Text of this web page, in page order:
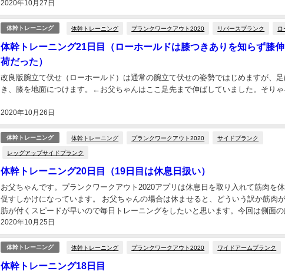
2020年10月27日
体幹トレーニング 体幹トレーニング プランクワークアウト2020 リバースプランク ロ
体幹トレーニング21日目（ローホールドは膝つきありを知らず膝
荷だった）
2020年10月26日
改良版腕立て伏せ（ローホールド）は通常の腕立て伏せの姿勢ではじめますが、足
き、膝を地面につけます。←お父ちゃんはここ足先まで伸ばしていました。そりゃ
体幹トレーニング 体幹トレーニング プランクワークアウト2020 サイドプランク
レッグアップサイドプランク
体幹トレーニング20日目（19日目は休息日扱い）
2020年10月25日
お父ちゃんです。プランクワークアウト2020アプリは休息日を取り入れて筋肉を
促すしかけになっています。 お父ちゃんの場合は休ませると、どういう訳か筋肉
肪が付くスピードが早いので毎日トレーニングをしたいと思います。今回は側面の
す。 プランクは秒数に関わらず支えられるようになりました...
体幹トレーニング 体幹トレーニング プランクワークアウト2020 ワイドアームプランク
体幹トレーニング18日目